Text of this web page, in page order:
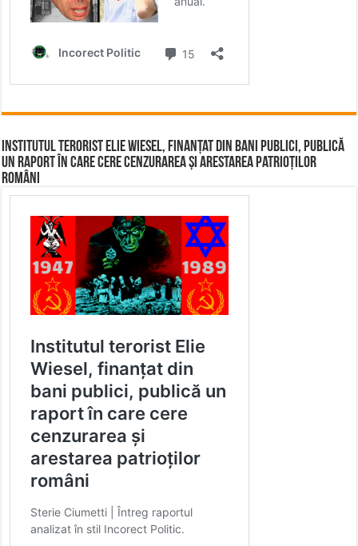
Institutul terorist Elie Wiesel, finanțat din bani publici, publică
un raport în care cere cenzurarea și arestarea patrioților
români